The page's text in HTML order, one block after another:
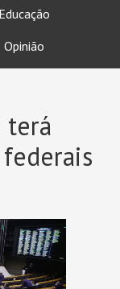
Educação
Opinião
terá